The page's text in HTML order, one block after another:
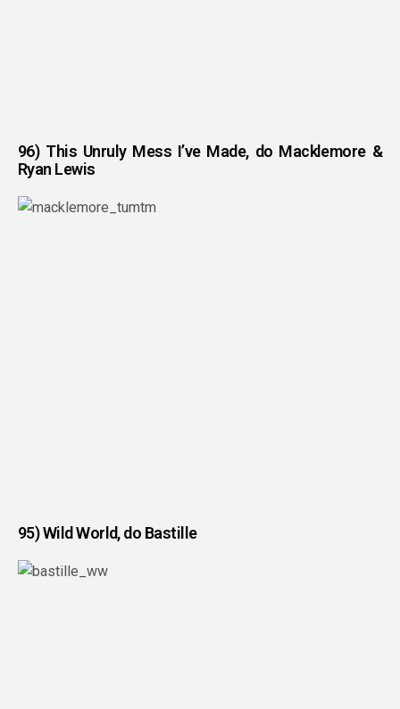
96) This Unruly Mess I’ve Made, do Macklemore &
Ryan Lewis
95) Wild World, do Bastille